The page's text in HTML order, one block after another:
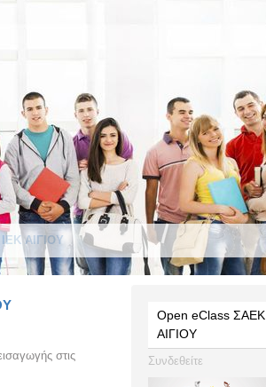
ΑΙΓΙΟΥ
στις
Open eClass ΣΑΕΚ
ΑΙΓΙΟΥ
Συνδεθείτε